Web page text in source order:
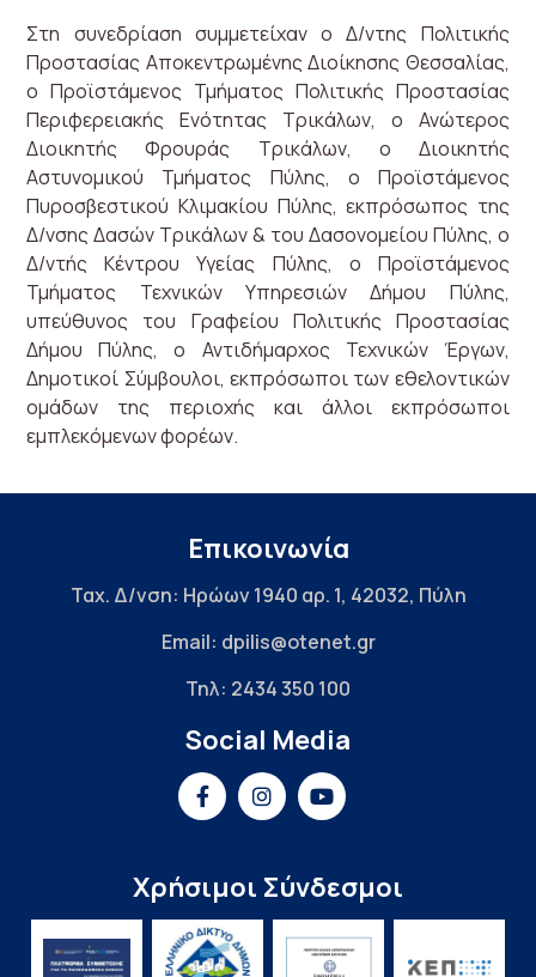
Στη συνεδρίαση συμμετείχαν ο Δ/ντης Πολιτικής
Προστασίας Αποκεντρωμένης Διοίκησης Θεσσαλίας,
ο Προϊστάμενος Τμήματος Πολιτικής Προστασίας
Περιφερειακής Ενότητας Τρικάλων, ο Ανώτερος
Διοικητής Φρουράς Τρικάλων, ο Διοικητής
Αστυνομικού Τμήματος Πύλης, ο Προϊστάμενος
Πυροσβεστικού Κλιμακίου Πύλης, εκπρόσωπος της
Δ/νσης Δασών Τρικάλων & του Δασονομείου Πύλης, ο
Δ/ντής Κέντρου Υγείας Πύλης, ο Προϊστάμενος
Τμήματος Τεχνικών Υπηρεσιών Δήμου Πύλης,
υπεύθυνος του Γραφείου Πολιτικής Προστασίας
Δήμου Πύλης, ο Αντιδήμαρχος Τεχνικών Έργων,
Δημοτικοί Σύμβουλοι, εκπρόσωποι των εθελοντικών
ομάδων της περιοχής και άλλοι εκπρόσωποι
εμπλεκόμενων φορέων.
Επικοινωνία
Ταχ. Δ/νση: Ηρώων 1940 αρ. 1, 42032, Πύλη
Email: dpilis@otenet.gr
Τηλ: 2434 350 100
Social Media
Χρήσιμοι Σύνδεσμοι